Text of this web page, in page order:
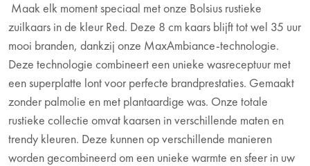
Maak elk moment speciaal met onze Bolsius rustieke
zuilkaars in de kleur Red. Deze 8 cm kaars blijft tot wel 35 uur
mooi branden, dankzij onze MaxAmbiance-technologie.
Deze technologie combineert een unieke wasreceptuur met
een superplatte lont voor perfecte brandprestaties. Gemaakt
zonder palmolie en met plantaardige was. Onze totale
rustieke collectie omvat kaarsen in verschillende maten en
trendy kleuren. Deze kunnen op verschillende manieren
worden gecombineerd om een unieke warmte en sfeer in uw